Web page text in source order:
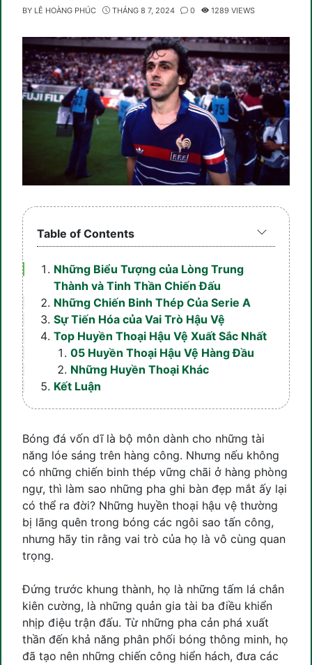
BY LÊ HOÀNG PHÚC THÁNG 8 7, 2024 0 1289 VIEWS
Table of Contents
Expand
/
Collapse
Những Biểu Tượng của Lòng Trung
Thành và Tinh Thần Chiến Đấu
Những Chiến Binh Thép Của Serie A
Sự Tiến Hóa của Vai Trò Hậu Vệ
Top Huyền Thoại Hậu Vệ Xuất Sắc Nhất
05 Huyền Thoại Hậu Vệ Hàng Đầu
Những Huyền Thoại Khác
Kết Luận
Bóng đá vốn dĩ là bộ môn dành cho những tài
năng lóe sáng trên hàng công. Nhưng nếu không
có những chiến binh thép vững chãi ở hàng phòng
ngự, thì làm sao những pha ghi bàn đẹp mắt ấy lại
có thể ra đời? Những huyền thoại hậu vệ thường
bị lãng quên trong bóng các ngôi sao tấn công,
nhưng hãy tin rằng vai trò của họ là vô cùng quan
trọng.
Đứng trước khung thành, họ là những tấm lá chắn
kiên cường, là những quản gia tài ba điều khiển
nhịp điệu trận đấu. Từ những pha cản phá xuất
thần đến khả năng phân phối bóng thông minh, họ
đã tạo nên những chiến công hiển hách, đưa các